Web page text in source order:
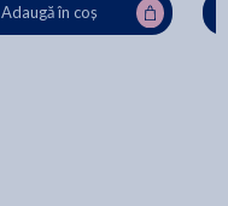
Adaugă în coș